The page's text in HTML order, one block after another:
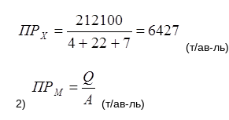
(т/ав-ль)
2) (т/ав-ль)